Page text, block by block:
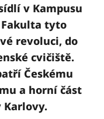
v Kampusu
Fakulta tyto
revoluci, do
cvičiště.
Českému
a horní část